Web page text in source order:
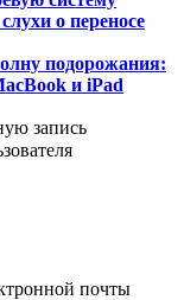
о переносе
подорожания:
и iPad
запись
почты